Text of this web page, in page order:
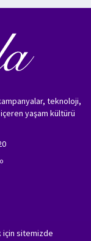
için sitemizde
teknoloji,
yaşam kültürü